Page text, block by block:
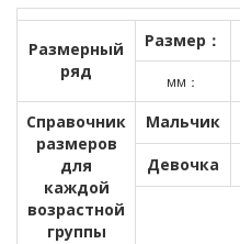
Размерный
ряд
Размер：
мм：
Справочник
размеров
для
каждой
возрастной
группы
Мальчик
Девочка